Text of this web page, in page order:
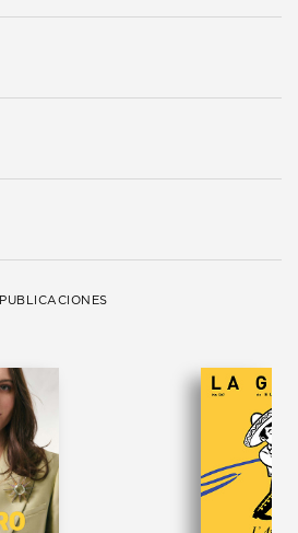
PUBLICACIONES